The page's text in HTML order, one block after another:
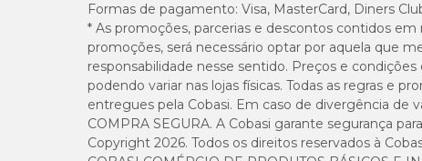
Formas de pagamento: Visa, MasterCard, Diners
* As promoções, parcerias e descontos contidos
promoções, será necessário optar por aquela que
responsabilidade nesse sentido. Preços e
podendo variar nas lojas físicas. Todas as regras e
entregues pela Cobasi. Em caso de divergência de
COMPRA SEGURA. A Cobasi garante segurança
Copyright 2026. Todos os direitos reservados à